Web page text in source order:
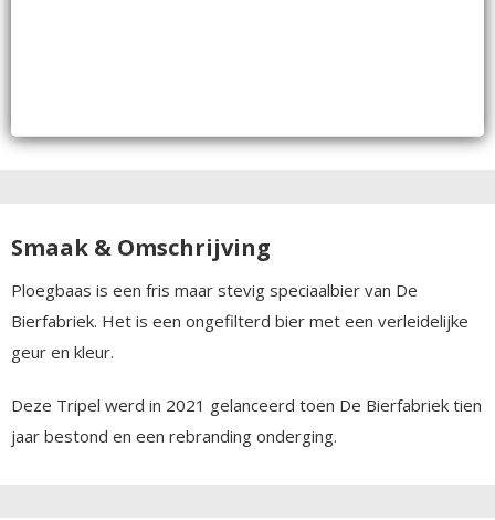
Smaak & Omschrijving
Ploegbaas is een fris maar stevig speciaalbier van De
Bierfabriek. Het is een ongefilterd bier met een verleidelijke
geur en kleur.
Deze Tripel werd in 2021 gelanceerd toen De Bierfabriek tien
jaar bestond en een rebranding onderging.